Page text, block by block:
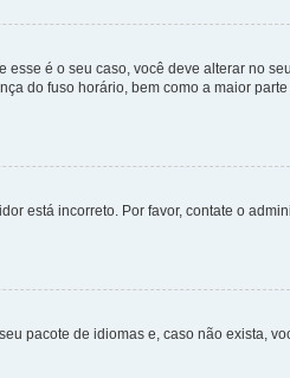
é o seu caso, você deve alterar no
do fuso horário, bem como a maior
está incorreto. Por favor, contate o
pacote de idiomas e, caso não exista,